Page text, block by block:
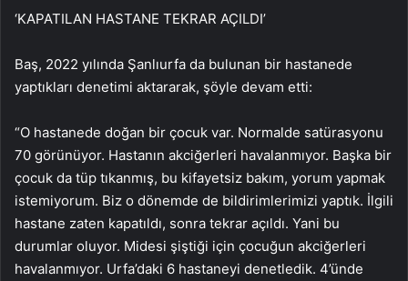
‘KAPATILAN HASTANE TEKRAR AÇILDI’
Baş, 2022 yılında Şanlıurfa da bulunan bir hastanede
yaptıkları denetimi aktararak, şöyle devam etti:
“O hastanede doğan bir çocuk var. Normalde satürasyonu
70 görünüyor. Hastanın akciğerleri havalanmıyor. Başka bir
çocuk da tüp tıkanmış, bu kifayetsiz bakım, yorum yapmak
istemiyorum. Biz o dönemde de bildirimlerimizi yaptık. İlgili
hastane zaten kapatıldı, sonra tekrar açıldı. Yani bu
durumlar oluyor. Midesi şiştiği için çocuğun akciğerleri
havalanmıyor. Urfa’daki 6 hastaneyi denetledik. 4’ünde